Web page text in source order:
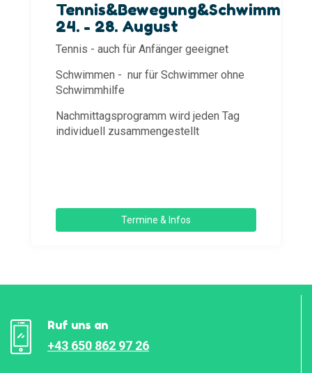
Tennis&Bewegung&Schwimmen
24. - 28. August
Tennis - auch für Anfänger geeignet
Schwimmen - nur für Schwimmer ohne
Schwimmhilfe
Nachmittagsprogramm wird jeden Tag
individuell zusammengestellt
Termine & Infos
Ruf uns an
+43 650 862 97 26